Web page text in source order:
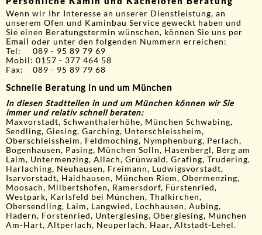
Wenn wir Ihr Interesse an unserer Dienstleistung, an
unserem Ofen und Kaminbau Service geweckt haben und
Sie einen Beratungstermin wünschen, können Sie uns per
Email oder unter den folgenden Nummern erreichen:
Tel: 089 - 95 89 79 69
Mobil: 0157 - 377 464 58
Fax: 089 - 95 89 79 68
Schnelle Beratung in und um München
In diesen Stadtteilen in und um München können wir Sie
immer und relativ schnell beraten:
Maxvorstadt, Schwanthalerhöhe, München Schwabing,
Sendling, Giesing, Garching, Unterschleissheim,
Oberschleissheim, Feldmoching, Nymphenburg, Perlach,
Bogenhausen, Pasing, München Solln, Hasenbergl, Berg am
Laim, Untermenzing, Allach, Grünwald, Grafing, Trudering,
Harlaching, Neuhausen, Freimann, Ludwigsvorstadt,
Isarvorstadt, Haidhausen, München Riem, Obermenzing,
Moosach, Milbertshofen, Ramersdorf, Fürstenried,
Westpark, Karlsfeld bei München, Thalkirchen,
Obersendling, Laim, Langwied, Lochhausen, Aubing,
Hadern, Forstenried, Untergiesing, Obergiesing, München
Am-Hart, Altperlach, Neuperlach, Haar, Altstadt-Lehel.